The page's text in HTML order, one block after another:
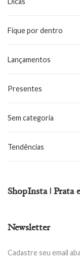
Fique por dentro
Lançamentos
Presentes
Sem categoria
Tendências
ShopInsta | Prata
Newsletter
Cadastre seu email